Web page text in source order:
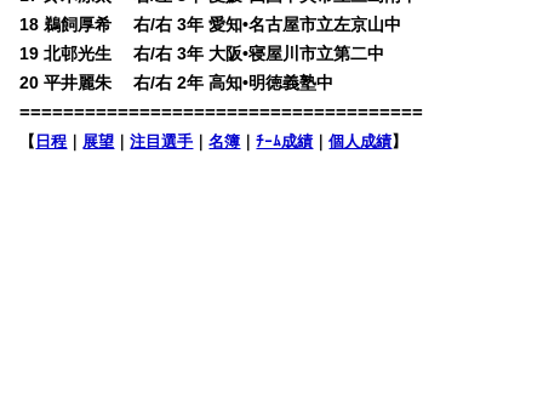
18 鵜飼厚希 右/右 3年 愛知•名古屋市立左京山中
19 北邨光生 右/右 3年 大阪•寝屋川市立第二中
20 平井麗朱 右/右 2年 高知•明徳義塾中
=====================================
【 日程 展望 ｜注目選手 ｜名簿 ｜ﾁｰﾑ成績 ｜個人成績】